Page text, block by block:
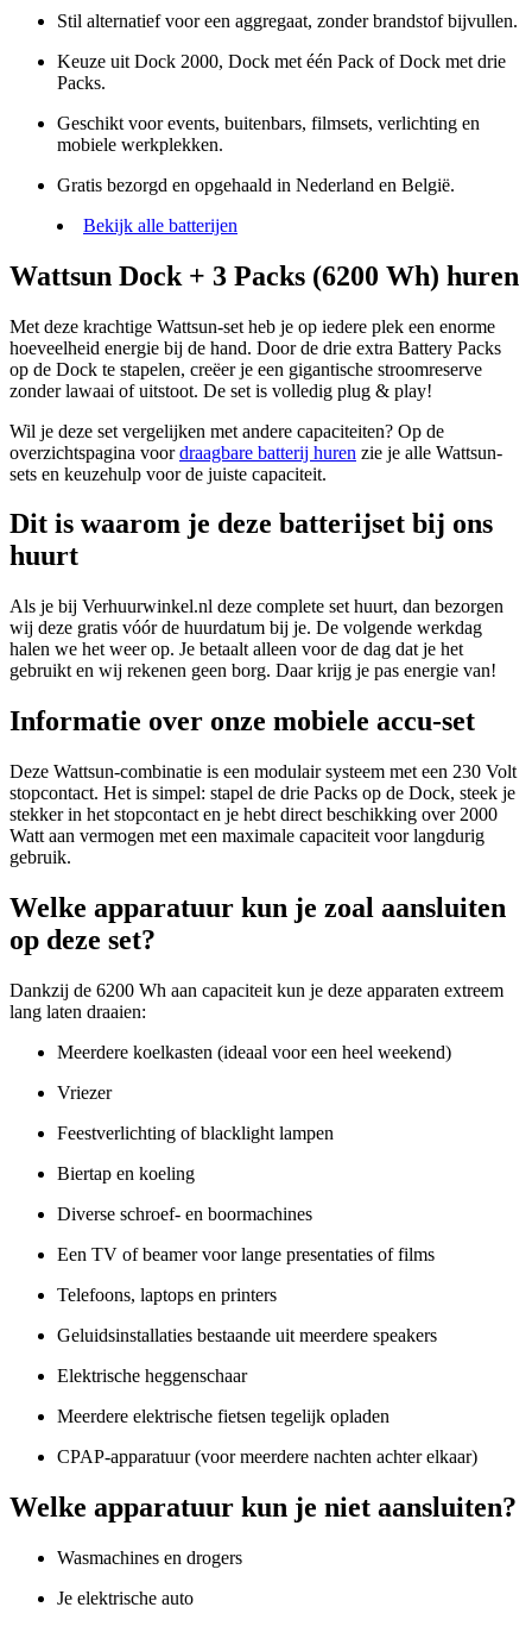
Stil alternatief voor een aggregaat, zonder brandstof bijvullen.
Keuze uit Dock 2000, Dock met één Pack of Dock met drie
Packs.
Geschikt voor events, buitenbars, filmsets, verlichting en
mobiele werkplekken.
Gratis bezorgd en opgehaald in Nederland en België.
Bekijk alle batterijen
Wattsun Dock + 3 Packs (6200 Wh) huren
Met deze krachtige Wattsun-set heb je op iedere plek een enorme
hoeveelheid energie bij de hand. Door de drie extra Battery Packs
op de Dock te stapelen, creëer je een gigantische stroomreserve
zonder lawaai of uitstoot. De set is volledig plug & play!
Wil je deze set vergelijken met andere capaciteiten? Op de
overzichtspagina voordraagbare batterij huren zie je alle Wattsun-
sets en keuzehulp voor de juiste capaciteit.
Dit is waarom je deze batterijset bij ons
huurt
Als je bij Verhuurwinkel.nl deze complete set huurt, dan bezorgen
wij deze gratis vóór de huurdatum bij je. De volgende werkdag
halen we het weer op. Je betaalt alleen voor de dag dat je het
gebruikt en wij rekenen geen borg. Daar krijg je pas energie van!
Informatie over onze mobiele accu-set
Deze Wattsun-combinatie is een modulair systeem met een 230 Volt
stopcontact. Het is simpel: stapel de drie Packs op de Dock, steek je
stekker in het stopcontact en je hebt direct beschikking over 2000
Watt aan vermogen met een maximale capaciteit voor langdurig
gebruik.
Welke apparatuur kun je zoal aansluiten
op deze set?
Dankzij de 6200 Wh aan capaciteit kun je deze apparaten extreem
lang laten draaien:
Meerdere koelkasten (ideaal voor een heel weekend)
Vriezer
Feestverlichting of blacklight lampen
Biertap en koeling
Diverse schroef- en boormachines
Een TV of beamer voor lange presentaties of films
Telefoons, laptops en printers
Geluidsinstallaties bestaande uit meerdere speakers
Elektrische heggenschaar
Meerdere elektrische fietsen tegelijk opladen
CPAP-apparatuur (voor meerdere nachten achter elkaar)
Welke apparatuur kun je niet aansluiten?
Wasmachines en drogers
Je elektrische auto